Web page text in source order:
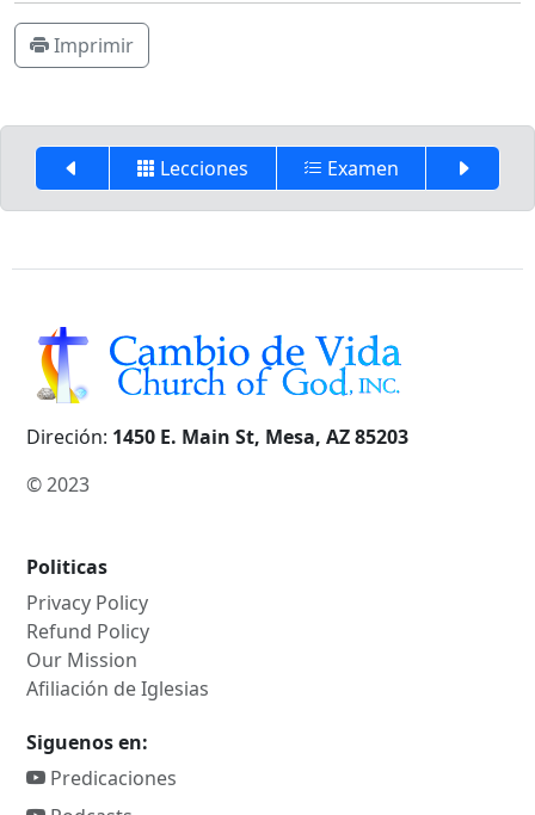
Imprimir
Lecciones Examen
Direción: 1450 E. Main St, Mesa, AZ 85203
© 2023
Politicas
Privacy Policy
Refund Policy
Our Mission
Afiliación de Iglesias
Siguenos en:
Predicaciones